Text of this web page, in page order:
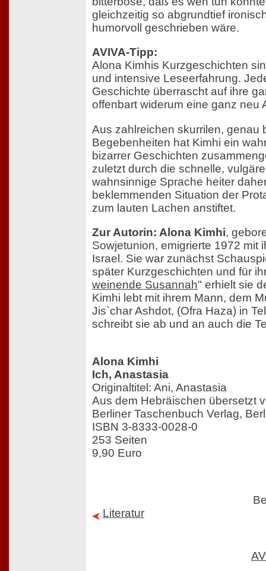
gleichzeitig so abgrundtief
humorvoll geschrieben wäre.
AVIVA-Tipp:
Alona Kimhis Kurzgeschichten
und intensive Leseerfahrung.
Geschichte überrascht auf ihre
offenbart widerum eine ganz neu
Aus zahlreichen skurrilen, genau
Begebenheiten hat Kimhi ein
bizarrer Geschichten
zuletzt durch die schnelle,
wahnsinnige Sprache heiter
beklemmenden Situation der
zum lauten Lachen anstiftet.
Zur Autorin: Alona Kimhi,
Sowjetunion, emigrierte 1972 mit
Israel. Sie war zunächst
später Kurzgeschichten und für
weinende Susannah" erhielt sie
Kimhi lebt mit ihrem Mann, dem
Jis`char Ashdot, (Ofra Haza) in
schreibt sie ab und an auch die
Alona Kimhi
Ich, Anastasia
Originaltitel: Ani, Anastasia
Aus dem Hebräischen übersetzt
Berliner Taschenbuch Verlag,
ISBN 3-8333-0028-0
253 Seiten
9,90 Euro
Literatur